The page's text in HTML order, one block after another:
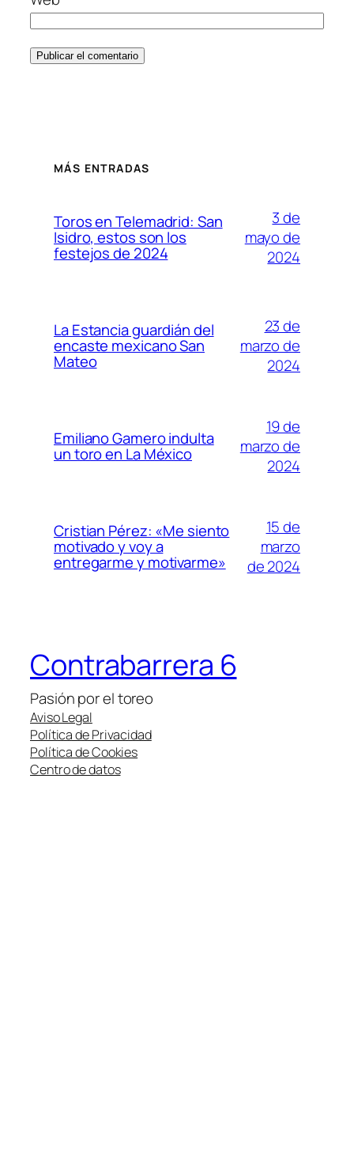
MÁS ENTRADAS
Toros en Telemadrid: San
Isidro, estos son los
festejos de 2024
3 de
mayo de
2024
La Estancia guardián del
encaste mexicano San
Mateo
23 de
marzo de
2024
Emiliano Gamero indulta
un toro en La México
19 de
marzo de
2024
Cristian Pérez: «Me siento
motivado y voy a
entregarme y motivarme»
15 de
marzo
de 2024
Contrabarrera 6
Pasión por el toreo
Aviso Legal
Política de Privacidad
Política de Cookies
Centro de datos